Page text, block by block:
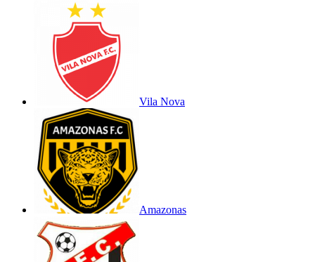
Vila Nova
Amazonas